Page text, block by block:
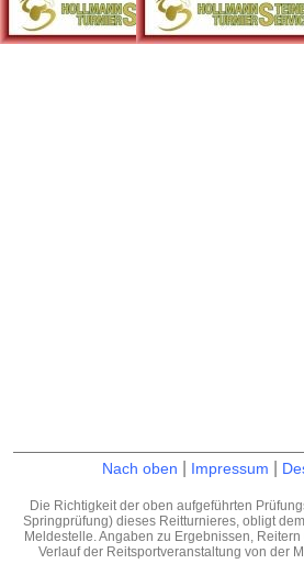
Nach oben Impressum
Die Richtigkeit der oben aufgeführten
Springprüfung) dieses Reitturnieres, obligt
Meldestelle. Angaben zu Ergebnissen,
Verlauf der Reitsportveranstaltung von der